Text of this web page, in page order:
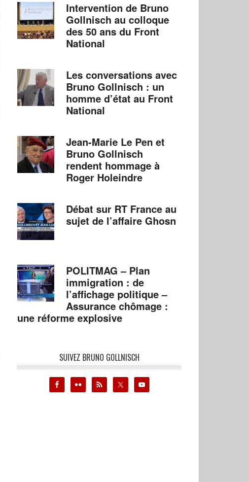
Intervention de Bruno
Gollnisch au colloque
des 50 ans du Front
National
Les conversations avec
Bruno Gollnisch : un
homme d’état au Front
National
Jean-Marie Le Pen et
Bruno Gollnisch
rendent hommage à
Roger Holeindre
Débat sur RT France au
sujet de l’affaire Ghosn
POLITMAG – Plan
immigration : de
l’affichage politique –
Assurance chômage :
une réforme explosive
SUIVEZ BRUNO GOLLNISCH